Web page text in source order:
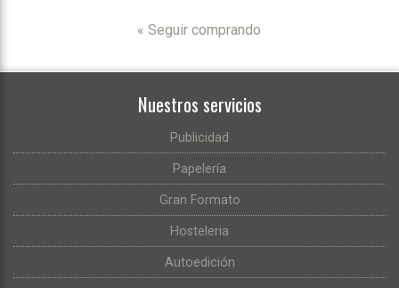
« Seguir comprando
Nuestros servicios
Publicidad
Papelería
Gran Formato
Hosteleria
Autoedición